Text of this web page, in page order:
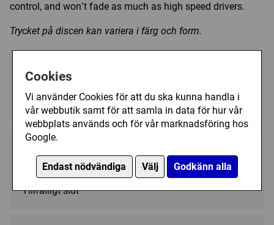
Cookies
Vi använder Cookies för att du ska kunna handla i
vår webbutik samt för att samla in data för hur vår
webbplats används och för vår marknadsföring hos
Google.
Endast nödvändiga Välj Godkänn alla
control, and won’t fade as much as high speed drivers.
Trycket på discen kan variera i färg och form.
Välj färg:
Turquoise - Ej i lager ▼
189 kr Bevaka
Tillfälligt slut